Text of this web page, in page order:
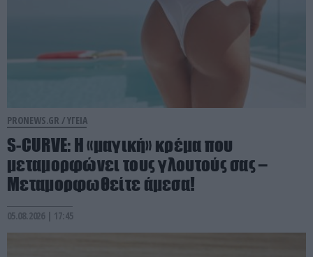
PRONEWS.GR /ΥΓΕΙΑ
S-CURVE: Η «μαγική» κρέμα που
μεταμορφώνει τους γλουτούς σας –
Μεταμορφωθείτε άμεσα!
05.08.2026 | 17:45